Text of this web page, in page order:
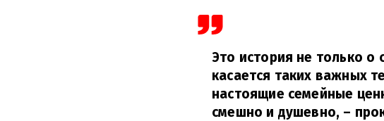
Это история не только о
касается таких важных
настоящие семейные
смешно и душевно, –